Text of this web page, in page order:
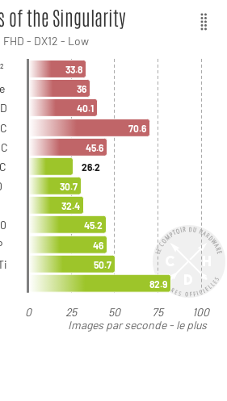
Images par seconde - le plus
of the Singularity
FHD - DX12 - Low
0 25 50 75 100
33.8
36
40.1
70.6
45.6
30.7
32.4
45.2
46
50.7
82.9
26.2